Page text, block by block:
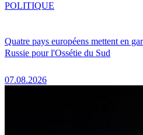
Quatre pays européens mettent en
Russie pour l'Ossétie du Sud
07.08.2026
POLITIQUE